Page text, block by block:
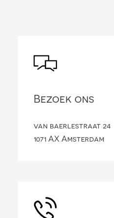
Bezoek ons
van baerlestraat 24
1071 AX Amsterdam